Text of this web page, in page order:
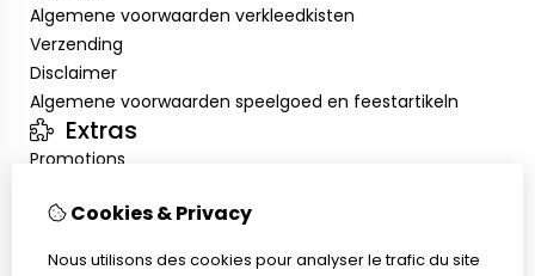
Algemene voorwaarden verkleedkisten
Verzending
Disclaimer
Algemene voorwaarden speelgoed en feestartikeln
Extras
Promotions
InloggenCookies & Privacy
Nous utilisons des cookies pour analyser le trafic du site